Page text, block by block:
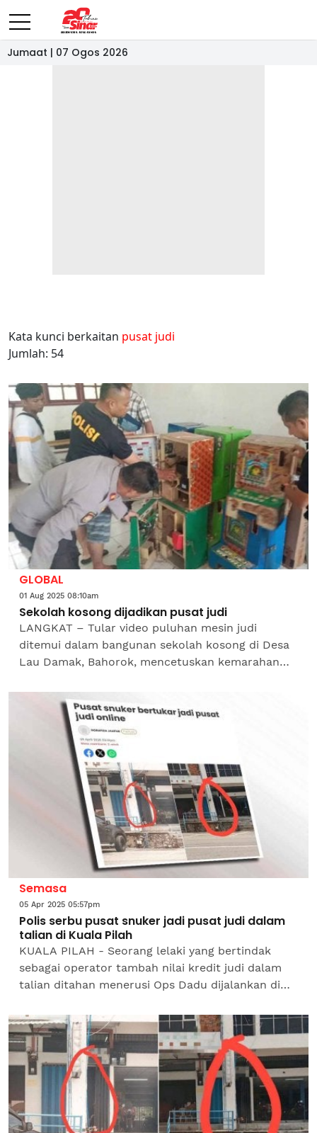
Jumaat | 07 Ogos 2026
Kata kunci berkaitan pusat judi
Jumlah: 54
GLOBAL
01 Aug 2025 08:10am
Sekolah kosong dijadikan pusat judi
LANGKAT – Tular video puluhan mesin judi
ditemui dalam bangunan sekolah kosong di Desa
Lau Damak, Bahorok, mencetuskan kemarahan
Langkat, Syah Afandin...
Semasa
05 Apr 2025 05:57pm
Polis serbu pusat snuker jadi pusat judi dalam
talian di Kuala Pilah
KUALA PILAH - Seorang lelaki yang bertindak
sebagai operator tambah nilai kredit judi dalam
talian ditahan menerusi Ops Dadu dijalankan di
Rabu...